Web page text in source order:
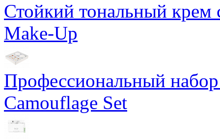
Стойкий тональный
Make-Up
Профессиональный
Camouflage Set